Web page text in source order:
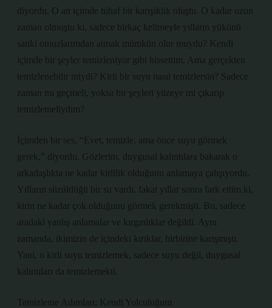
diyordu. O an içimde tuhaf bir karışıklık oluştu. O kadar uzun
zaman olmuştu ki, sadece birkaç kelimeyle yılların yükünü
sanki omuzlarımdan atmak mümkün olur muydu? Kendi
içimde bir şeyler temizleniyor gibi hissettim. Ama gerçekten
temizlenebilir miydi? Kirli bir suyu nasıl temizlersin? Sadece
zaman mı geçmeli, yoksa bir şeyleri yüzeye mi çıkarıp
temizlemeliydim?
İçimden bir ses, “Evet, temizle, ama önce suyu görmek
gerek,” diyordu. Gözlerim, duygusal kalıntılara bakarak o
arkadaşlıkta ne kadar kirlilik olduğunu anlamaya çalışıyordu.
Yılların süzüldüğü bir su vardı, fakat yıllar sonra fark ettim ki,
kirin ne kadar çok olduğunu görmek gerekmişti. Bu, sadece
aradaki yanlış anlamalar ve kırgınlıklar değildi. Aynı
zamanda, ikimizin de içindeki kırıklar, birbirine karışmıştı.
Yani, o kirli suyu temizlemek, sadece suyu değil, duygusal
kalıntıları da temizlemekti.
Temizleme Adımları: Kendi Yolculuğum